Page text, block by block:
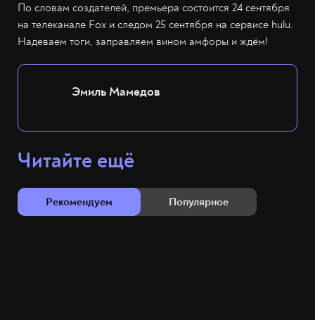
По словам создателей, премьера состоится 24 сентября
на телеканале Fox и следом 25 сентября на сервисе hulu.
Надеваем тоги, заправляем вином амфоры и ждём!
Эмиль Мамедов
Читайте ещё
Рекомендуем Популярное